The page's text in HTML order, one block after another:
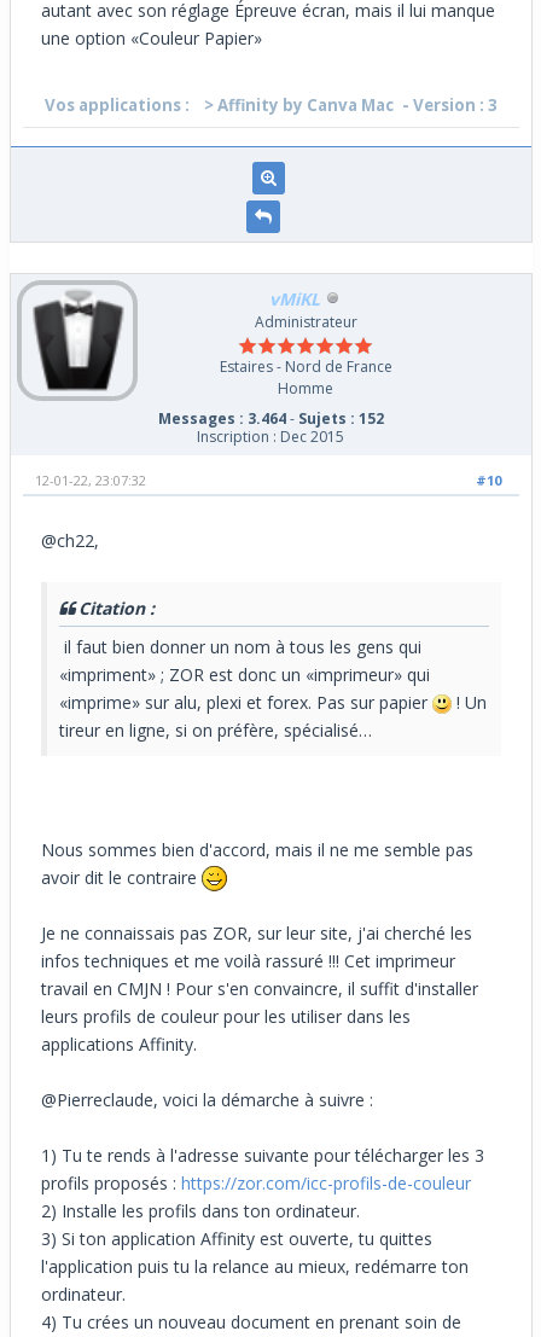
autant avec son réglage Épreuve écran, mais il lui manque
une option «Couleur Papier»
Vos applications : > Affinity by Canva Mac - Version : 3
vMiKL
Administrateur
Estaires - Nord de France
Homme
Messages : 3.464- Sujets : 152
Inscription : Dec 2015
#10
12-01-22, 23:07:32
@ch22,
Citation :
il faut bien donner un nom à tous les gens qui
«impriment» ; ZOR est donc un «imprimeur» qui
«imprime» sur alu, plexi et forex. Pas sur papier
! Un
tireur en ligne, si on préfère, spécialisé…
Nous sommes bien d'accord, mais il ne me semble pas
avoir dit le contraire
Je ne connaissais pas ZOR, sur leur site, j'ai cherché les
infos techniques et me voilà rassuré !!! Cet imprimeur
travail en CMJN ! Pour s'en convaincre, il suffit d'installer
leurs profils de couleur pour les utiliser dans les
applications Affinity.
@Pierreclaude, voici la démarche à suivre :
1) Tu te rends à l'adresse suivante pour télécharger les 3
profils proposés : https://zor.com/icc-profils-de-couleur
2) Installe les profils dans ton ordinateur.
3) Si ton application Affinity est ouverte, tu quittes
l'application puis tu la relance au mieux, redémarre ton
ordinateur.
4) Tu crées un nouveau document en prenant soin de